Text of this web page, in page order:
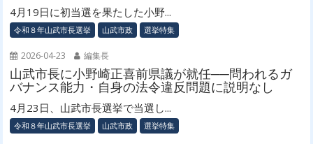
4月19日に初当選を果たした小野...
令和８年山武市長選挙 山武市政 選挙特集
2026-04-23 編集長
山武市長に小野崎正喜前県議が就任──問われるガ
バナンス能力・自身の法令違反問題に説明なし
4月23日、山武市長選挙で当選し...
令和８年山武市長選挙 山武市政 選挙特集